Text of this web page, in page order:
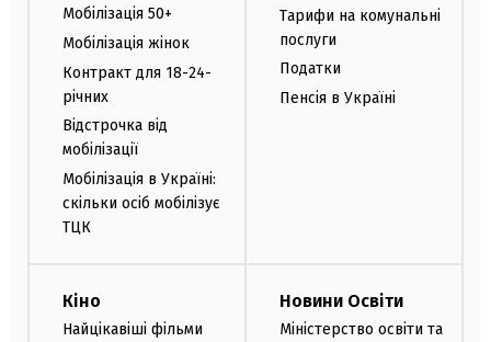
Мобілізація 50+
Мобілізація жінок
Контракт для 18-24-
річних
Відстрочка від
мобілізації
Мобілізація в Україні:
скільки осіб мобілізує
ТЦК
Тарифи на комунальні
послуги
Податки
Пенсія в Україні
Кіно
Найцікавіші фільми
Новини Освіти
Міністерство освіти та